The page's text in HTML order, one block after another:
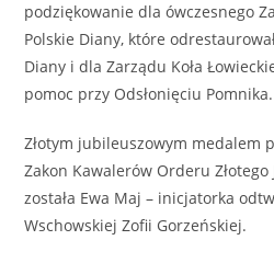
podziękowanie dla ówczesnego
Polskie Diany, które
Diany i dla Zarządu Koła
pomoc przy Odsłonięciu Pomnika.
Złotym jubileuszowym medalem
Zakon Kawalerów Orderu
została Ewa Maj – inicjatorka
Wschowskiej Zofii Gorzeńskiej.